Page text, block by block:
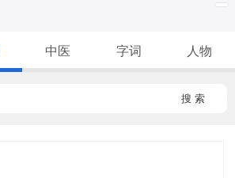
中医 字词 人物
搜 索